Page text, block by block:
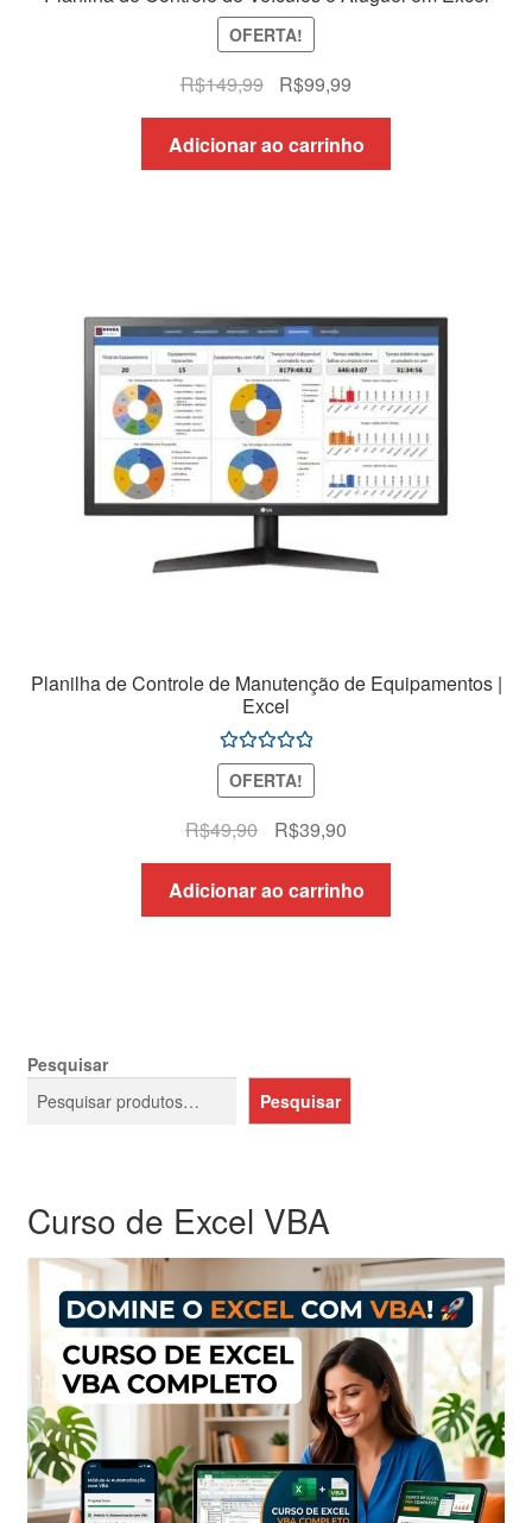
OFERTA!
R$149,99
O
preço
original
era:
R$99,99
preço
atual
é:
Adicionar ao carrinho
Planilha de Controle de Manutenção de Equipamentos |
Excel
Avaliação
5.00de 5
OFERTA!
R$49,90
O
preço
original
era:
R$39,90O
preço
atual
é:
Adicionar ao carrinho
Pesquisar
Pesquisar
Curso de Excel VBA